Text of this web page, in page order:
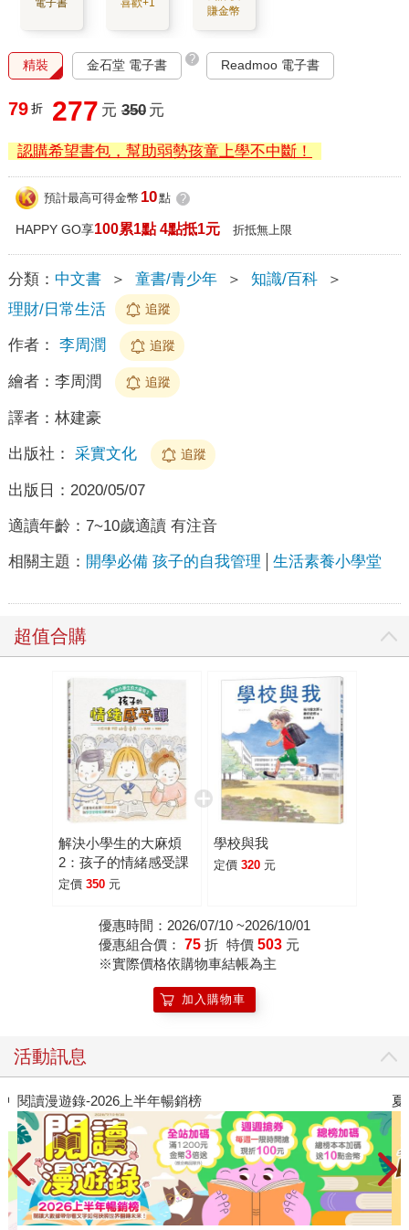
電子書 喜歡+1
賺金幣
精裝 金石堂 電子書 ? Readmoo 電子書
79 折 277 元 350 元
認購希望書包，幫助弱勢孩童上學不中斷！
預計最高可得金幣 10點 ?
HAPPY GO享100累1點 4點抵1元 折抵無上限
分類： 中文書 ＞ 童書/青少年 ＞ 知識/百科
＞
理財/日常生活
追蹤
作者： 李周潤 追蹤
繪者： 李周潤 追蹤
譯者： 林建豪
出版社： 采實文化 追蹤
出版日： 2020/05/07
適讀年齡： 7~10歲適讀 有注音
相關主題： 開學必備 孩子的自我管理 生活素養小學堂
超值合購
解決小學生的大麻煩
2：孩子的情緒感受課
定價 350 元
學校與我
定價 320 元
優惠時間：2026/07/10 ~2026/10/01
優惠組合價： 75 折 特價 503 元
※實際價格依購物車結帳為主
加入購物車
活動訊息
閱讀漫遊錄-2026上半年暢銷榜 夏